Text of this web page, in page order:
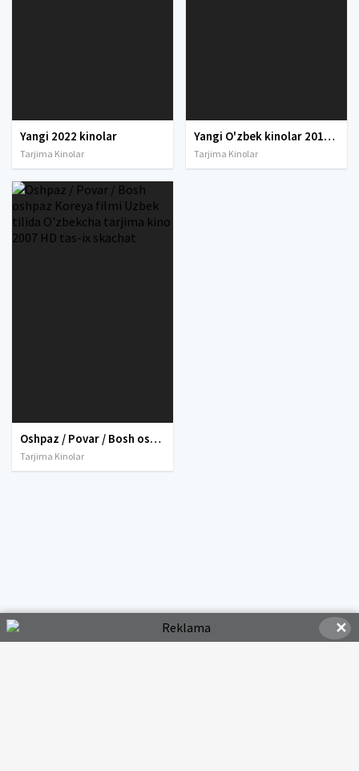
Yangi 2022 kinolar
Tarjima Kinolar
Yangi O'zbek kinolar 2010-2011-2012-2013-2014-2015-2016-2017-2018-2019-2020-2021-2022-2023-2024-2025 O'zbek tilida Uzbek tarjima Full HD
Tarjima Kinolar
Oshpaz / Povar / Bosh oshpaz Koreya filmi Uzbek tilida O'zbekcha tarjima kino 2007 HD tas-ix skachat
Tarjima Kinolar
✕